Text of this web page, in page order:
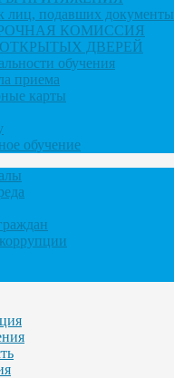
лиц, подавших документы
КОМИССИЯ
ДВЕРЕЙ
обучения
приема
карты
обучение